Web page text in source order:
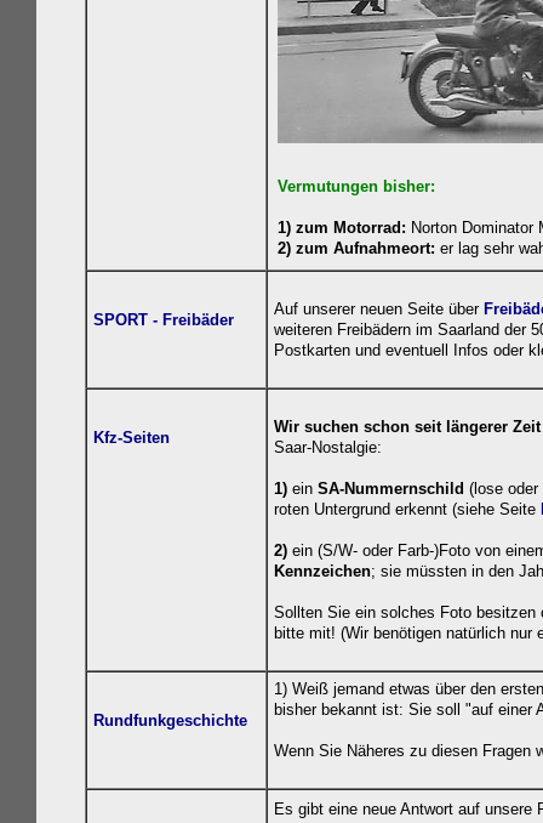
Vermutungen bisher:
1) zum Motorrad: Norton Dominator
2) zum Aufnahmeort: er lag sehr
SPORT - Freibäder
Auf unserer neuen Seite über
weiteren Freibädern im Saarland der
Postkarten und eventuell Infos oder
Kfz-Seiten
Wir suchen schon seit längerer
Saar-Nostalgie:
1) ein SA-Nummernschild (lose
roten Untergrund erkennt (siehe Seite
2) ein (S/W- oder Farb-)Foto von
Kennzeichen; sie müssten in den
Sollten Sie ein solches Foto
bitte mit! (Wir benötigen natürlich nur
Rundfunkgeschichte
1) Weiß jemand etwas über den
bisher bekannt ist: Sie soll "auf einer
Wenn Sie Näheres zu diesen
Es gibt eine neue Antwort auf unsere